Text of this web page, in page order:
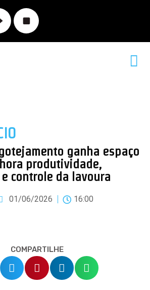
ganha espaço
produtividade,
controle da lavoura
01/06/2026 16:00
COMPARTILHE